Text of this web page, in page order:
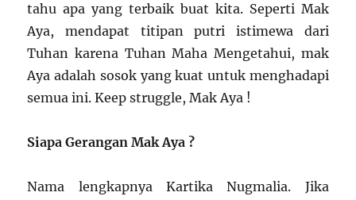
tahu apa yang terbaik buat kita. Seperti Mak
Aya, mendapat titipan putri istimewa dari
Tuhan karena Tuhan Maha Mengetahui, mak
Aya adalah sosok yang kuat untuk menghadapi
semua ini. Keep struggle, Mak Aya !
Siapa Gerangan Mak Aya ?
Nama lengkapnya Kartika Nugmalia. Jika